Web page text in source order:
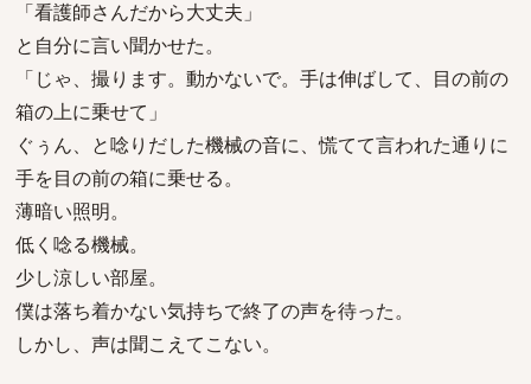
「看護師さんだから大丈夫」
と自分に言い聞かせた。
「じゃ、撮ります。動かないで。手は伸ばして、目の前の
箱の上に乗せて」
ぐぅん、と唸りだした機械の音に、慌てて言われた通りに
手を目の前の箱に乗せる。
薄暗い照明。
低く唸る機械。
少し涼しい部屋。
僕は落ち着かない気持ちで終了の声を待った。
しかし、声は聞こえてこない。